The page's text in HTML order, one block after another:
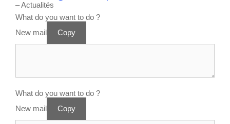
– Actualités
What do you want to do ?
New mail
Copy
What do you want to do ?
New mail
Copy